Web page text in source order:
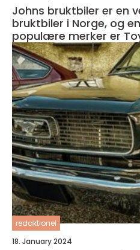
Johns bruktbiler er en
bruktbiler i Norge, og
populære merker er
redaktionel
18. January 2024